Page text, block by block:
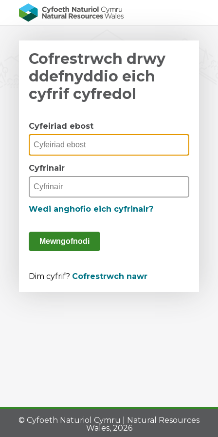
Cofrestrwch drwy
ddefnyddio eich
cyfrif cyfredol
Cyfeiriad ebost
Cyfrinair
Wedi anghofio eich cyfrinair?
Mewngofnodi
Dim cyfrif? Cofrestrwch nawr
© Cyfoeth Naturiol Cymru | Natural Resources
Wales, 2026